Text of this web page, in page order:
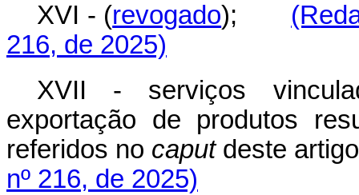
XVI - (revogado);
216, de 2025)
XVII - serviços
exportação de produtos
referidos no caputdeste
nº 216, de 2025)